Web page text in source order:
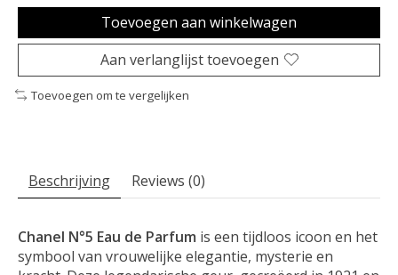
Toevoegen aan winkelwagen
Aan verlanglijst toevoegen
Toevoegen om te vergelijken
Beschrijving Reviews (0)
Chanel N°5 Eau de Parfum is een tijdloos icoon en het
symbool van vrouwelijke elegantie, mysterie en